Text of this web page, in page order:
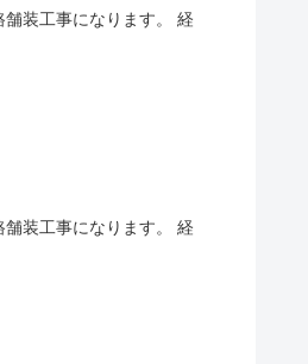
装工事になります。 経
装工事になります。 経